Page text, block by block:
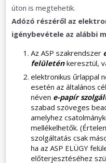
úton is megtehetik.
Adózó részéről az
igénybevétele az alábbi
Az ASP szakrendszer
felületénkeresztül,
elektronikus űrlappal
esetén az általános
néven e-papír
szabad szöveges
amelyhez
mellékelhetők.
szolgáltatás csak
ha az ASP ELÜGY
előterjesztéséhez